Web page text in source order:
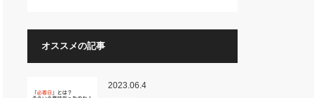
オススメの記事
2023.06.4